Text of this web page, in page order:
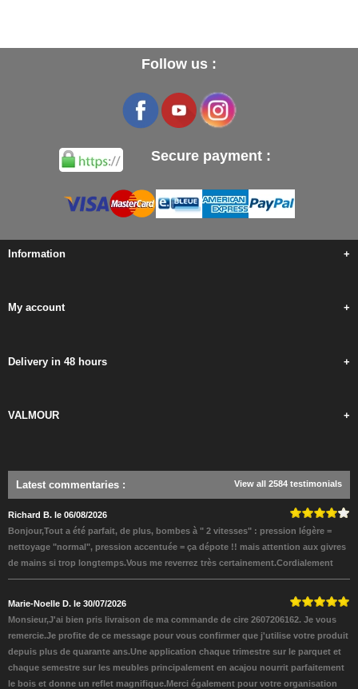
Follow us :
Secure payment :
Information +
My account +
Delivery in 48 hours +
VALMOUR +
Latest commentaries : View all 2584 testimonials
Richard B. le 06/08/2026
Bonjour,Tout a été parfait, de plus, bombes à " 2 vitesses" : pression légère =
nettoyage "normal", pression accentuée = ça dépote !! mais attention aux givres
de mains si trop longtemps.Vous me reverrez très certainement.Cordialement
Marie-Noelle D. le 30/07/2026
Monsieur,J'ai bien pris livraison de ma commande de cire 2607206162. Je vous
remercie.Je profite de ce message pour vous confirmer que j'utilise votre produit
depuis plus de quarante ans.Une application chaque trimestre sur le parquet et
chaque semestre sur les meubles principalement en acajou nourrit parfaitement
le bois et donne un reflet magnifique.Merci également pour votre organisation